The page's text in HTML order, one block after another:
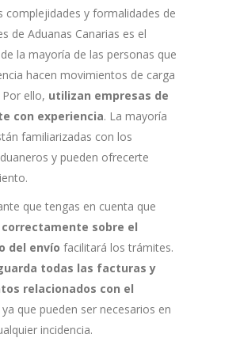
complejidades y formalidades de
de Aduanas Canarias es el
la mayoría de las personas que
hacen movimientos de carga
Por ello, utilizan empresas de
con experiencia. La mayoría
familiarizadas con los
y pueden ofrecerte
que tengas en cuenta que
sobre el
del envío facilitará los trámites.
todas las facturas y
relacionados con el
ya que pueden ser necesarios en
incidencia.